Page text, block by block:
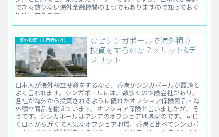
できる数少ない海外金融機関の１つでもありますので知っておく
価値は有ります。
海外投資（入門者向け）
なぜシンガポールで海外積立
投資をするのか？メリット&デ
メリット
日本人が海外積立投資をするなら、香港かシンガポールが最適と
よく言われます。シンガポールには、数多くの保険会社があり、
各社が海外から投資されるように優れたオフショア保険商品・海
外積立商品を揃えています。オフショア保険と言いましたが、そ
うです。シンガポールはアジアのオフショア地域なのです。同じ
く日本から近くて人気なオフショア地域、香港と比べてシンガポ
ールはどんな特徴があるのか？メリットとデメリットをそれぞれ